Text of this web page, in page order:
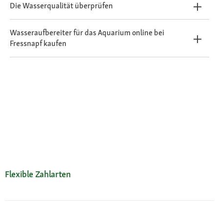
Die Wasserqualität überprüfen
Wasseraufbereiter für das Aquarium online bei
Fressnapf kaufen
Flexible Zahlarten